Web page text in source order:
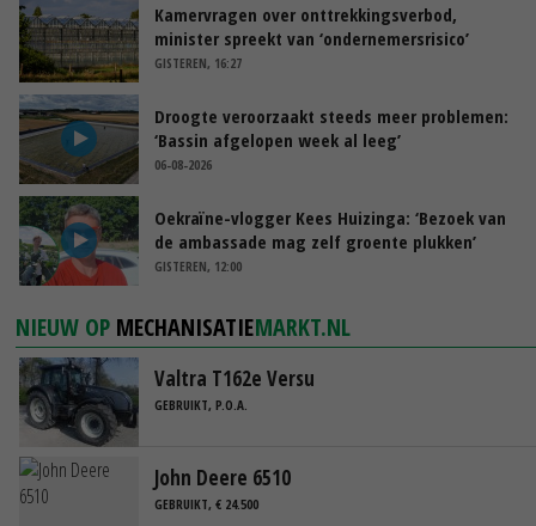
Kamervragen over onttrekkingsverbod,
minister spreekt van ‘ondernemersrisico’
GISTEREN, 16:27
Droogte veroorzaakt steeds meer problemen:
‘Bassin afgelopen week al leeg’
06-08-2026
Oekraïne-vlogger Kees Huizinga: ‘Bezoek van
de ambassade mag zelf groente plukken’
GISTEREN, 12:00
NIEUW OP MECHANISATIEMARKT.NL
Valtra T162e Versu
GEBRUIKT, P.O.A.
John Deere 6510
GEBRUIKT, € 24.500